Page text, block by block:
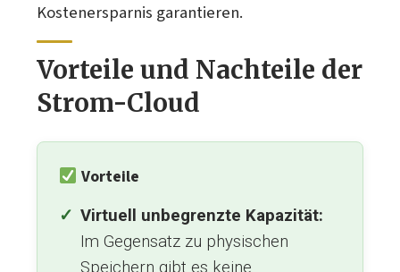
Kostenersparnis garantieren.
Vorteile und Nachteile der
Strom-Cloud
Vorteile
Virtuell unbegrenzte Kapazität:
Im Gegensatz zu physischen
Speichern gibt es keine